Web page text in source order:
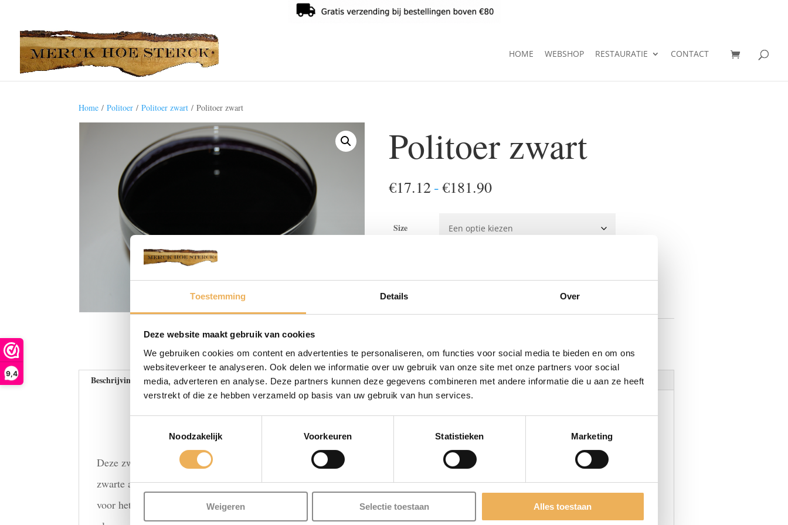
Toestemming Details Over
Deze website maakt gebruik van cookies
We gebruiken cookies om content en advertenties te personaliseren, om functies voor social media te bieden en om ons
websiteverkeer te analyseren. Ook delen we informatie over uw gebruik van onze site met onze partners voor social
media, adverteren en analyse. Deze partners kunnen deze gegevens combineren met andere informatie die u aan ze heeft
verstrekt of die ze hebben verzameld op basis van uw gebruik van hun services.
Noodzakelijk
Voorkeuren Statistieken Marketing
Weigeren Selectie toestaan Alles toestaan
9,4
HOME WEBSHOP RESTAURATIE CONTACT
Home /Politoer /Politoer zwart / Politoer zwart
Politoer zwart
€17.12-€181.90Prijsklasse:
tot
Size
zwart
aantal
IN WINKELMAND
Beschrijving Extra informatie Beoordelingen (0)
BESCHRIJVING
Deze zwarte politoer is een oplossing van schellak in alcohol ook wel bekend als schellakvernis. De zwarte kleur ontstaat door er
zwarte alcoholbeits aan toe te voegen. U brengt politoer aan als een afwerklaag van een houten oppervlak. Dit product is ideaal
voor het primen van hout en het herstellen van vlekken voordat u gaat verven. Wanneer u deze politoer aanbrengt wordt het object